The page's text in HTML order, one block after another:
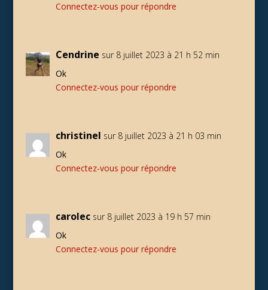
Connectez-vous pour répondre
Cendrine sur 8 juillet 2023 à 21 h 52 min
Ok
Connectez-vous pour répondre
christinel sur 8 juillet 2023 à 21 h 03 min
Ok
Connectez-vous pour répondre
carolec sur 8 juillet 2023 à 19 h 57 min
Ok
Connectez-vous pour répondre